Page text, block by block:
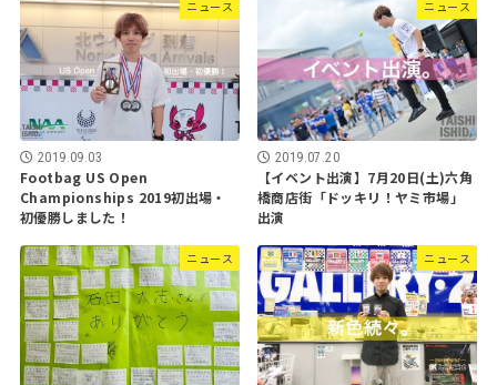
ニュース
2019.09.03
Footbag US Open
Championships 2019初出場・
初優勝しました！
ニュース
2019.07.20
【イベント出演】7月20日(土)六角
橋商店街「ドッキリ！ヤミ市場」
出演
ニュース ニュース